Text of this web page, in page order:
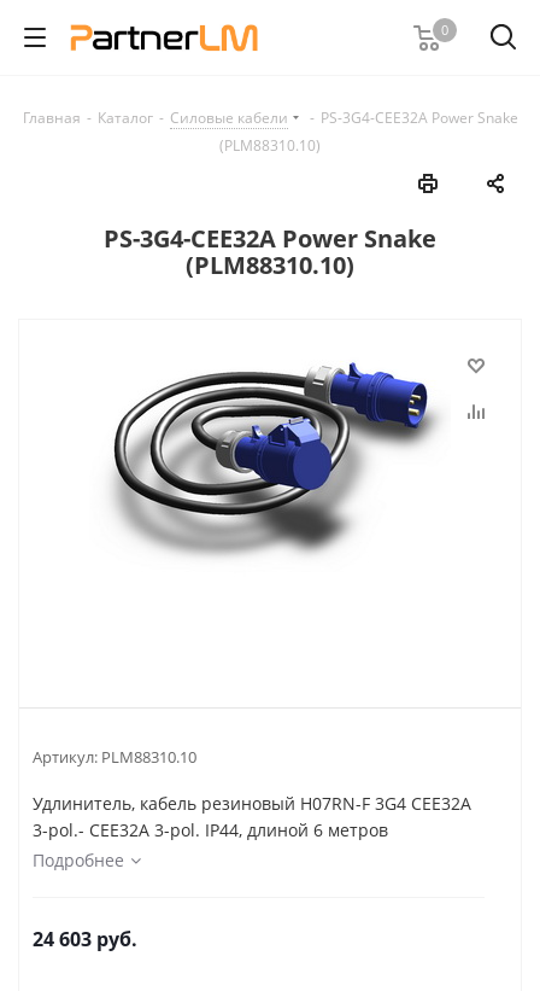
0
Главная - Каталог - Силовые кабели - PS-3G4-CEE32A Power Snake
(PLM88310.10)
PS-3G4-CEE32A Power Snake
(PLM88310.10)
Артикул: PLM88310.10
Удлинитель, кабель резиновый H07RN-F 3G4 CEE32A
3-pol.- CEE32A 3-pol. IP44, длиной 6 метров
Подробнее
24 603 руб.